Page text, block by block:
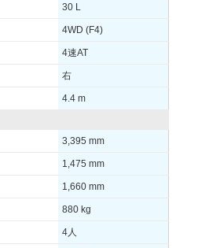
30 L
4WD (F4)
4速AT
右
4.4 m
3,395 mm
1,475 mm
1,660 mm
880 kg
4人